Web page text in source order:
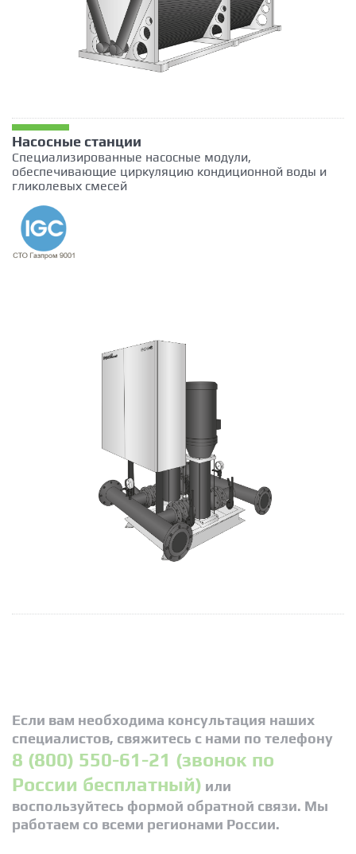
Насосные станции
Специализированные насосные модули,
обеспечивающие циркуляцию кондиционной воды и
гликолевых смесей
Если вам необходима консультация наших
специалистов, свяжитесь с нами по телефону
8 (800) 550-61-21 (звонок по
России бесплатный) или
воспользуйтесь формой обратной связи. Мы
работаем со всеми регионами России.